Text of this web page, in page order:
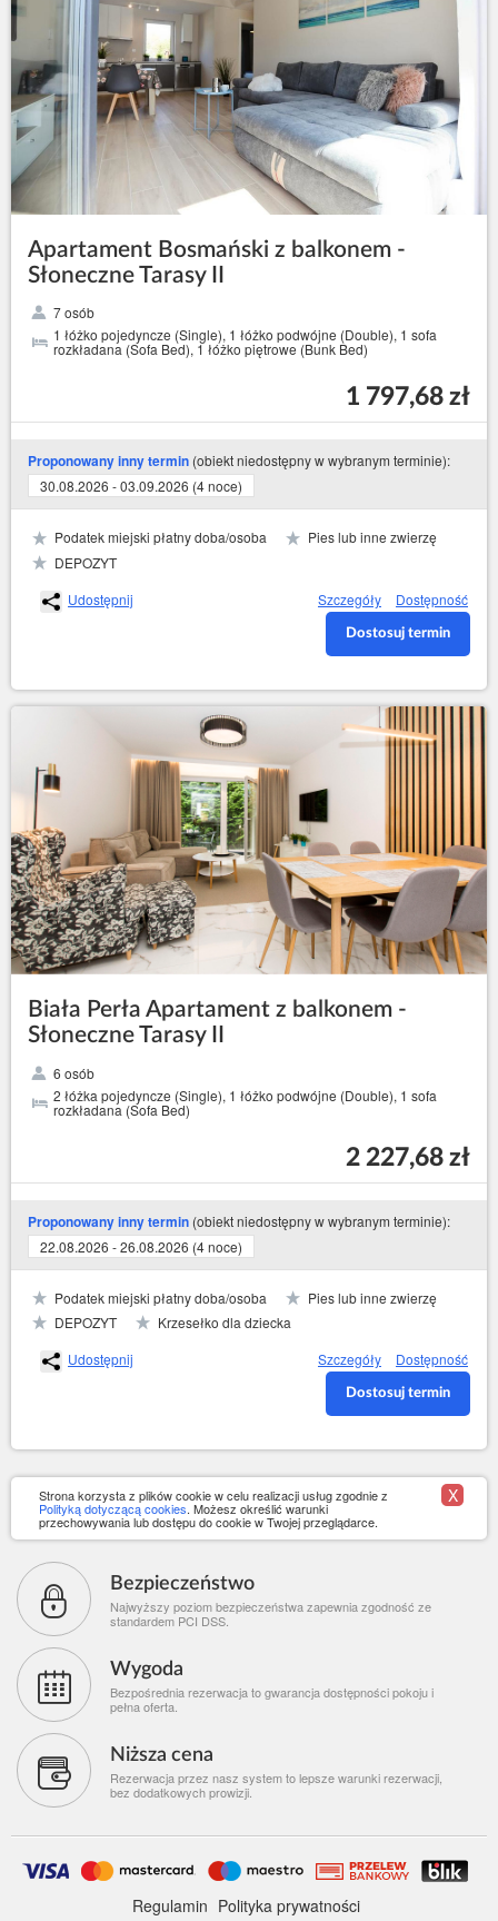
Apartament Bosmański z balkonem -
Słoneczne Tarasy II
7 osób
1 łóżko pojedyncze (Single), 1 łóżko podwójne (Double), 1 sofa
rozkładana (Sofa Bed), 1 łóżko piętrowe (Bunk Bed)
1 797,68 zł
Proponowany inny termin (obiekt niedostępny w wybranym terminie):
30.08.2026 - 03.09.2026 (4 noce)
Podatek miejski płatny doba/osoba
Pies lub inne zwierzę
DEPOZYT
Udostępnij
Szczegóły Dostępność
Dostosuj termin
Biała Perła Apartament z balkonem -
Słoneczne Tarasy II
6 osób
2 łóżka pojedyncze (Single), 1 łóżko podwójne (Double), 1 sofa
rozkładana (Sofa Bed)
2 227,68 zł
Proponowany inny termin (obiekt niedostępny w wybranym terminie):
22.08.2026 - 26.08.2026 (4 noce)
Podatek miejski płatny doba/osoba
Pies lub inne zwierzę
DEPOZYT
Krzesełko dla dziecka
Udostępnij
Szczegóły Dostępność
Dostosuj termin
Strona korzysta z plików cookie w celu realizacji usług zgodnie z
Polityką dotyczącą cookies. Możesz określić warunki
przechowywania lub dostępu do cookie w Twojej przeglądarce.
X
Bezpieczeństwo
Najwyższy poziom bezpieczeństwa zapewnia zgodność ze
standardem PCI DSS.
Wygoda
Bezpośrednia rezerwacja to gwarancja dostępności pokoju i
pełna oferta.
Niższa cena
Rezerwacja przez nasz system to lepsze warunki rezerwacji,
bez dodatkowych prowizji.
Regulamin Polityka prywatności